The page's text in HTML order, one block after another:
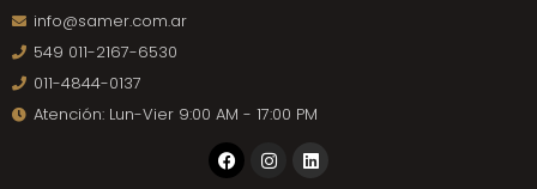
info@samer.com.ar
549 011-2167-6530
011-4844-0137
Atención: Lun-Vier 9:00 AM - 17:00 PM